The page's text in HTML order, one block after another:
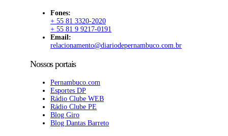
Fones:
+ 55 81 3320-2020
+ 55 81 9 9217-0191
Email:
relacionamento@diariodepernambuco.com.br
Nossos portais
Pernambuco.com
Esportes DP
Rádio Clube WEB
Rádio Clube PE
Blog Giro
Blog Dantas Barreto